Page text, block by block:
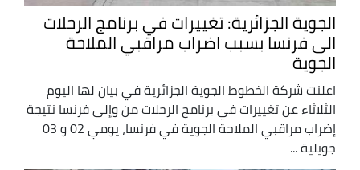
الجوية الجزائرية: تغييرات في برنامج الرحلات
الى فرنسا بسبب اضراب مراقبي الملاحة
الجوية
اعلنت شركة الخطوط الجوية الجزائرية في بيان لها اليوم
الثلاثاء عن تغييرات في برنامج الرحلات من وإلى فرنسا نتيجة
إضراب مراقبي الملاحة الجوية في فرنسا، يومي 02 و 03
جويلية ...